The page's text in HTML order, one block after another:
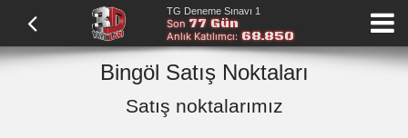
TG Deneme Sınavı 1
Son77 Gün
Anlık Katılımcı: 68.850
Bingöl Satış Noktaları
Satış noktalarımız